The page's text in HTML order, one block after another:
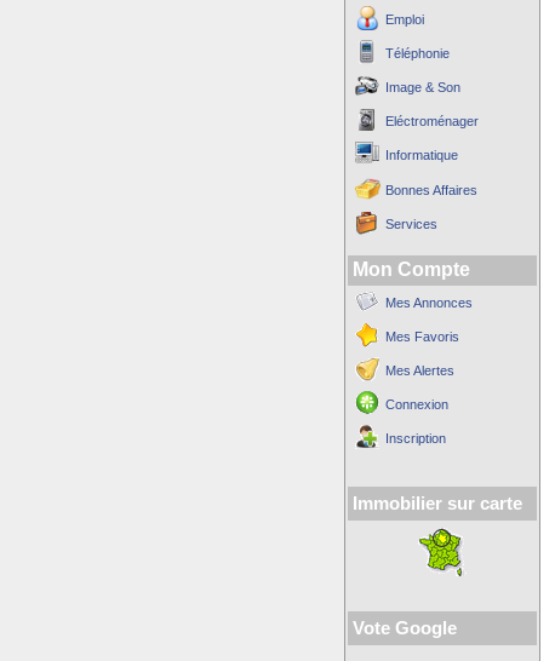
Emploi
Téléphonie
Image & Son
Eléctroménager
Informatique
Bonnes Affaires
Services
Mon Compte
Mes Annonces
Mes Favoris
Mes Alertes
Connexion
Inscription
Immobilier sur carte
Vote Google